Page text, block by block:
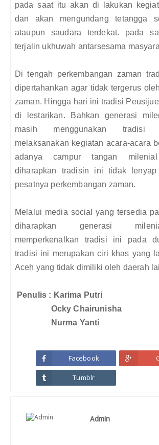
pada saat itu akan di lakukan
dan akan mengundang tetangga
ataupun saudara terdekat. pada
terjalin ukhuwah antarsesama
Di tengah perkembangan zaman
dipertahankan agar tidak tergerus
zaman. Hingga hari ini tradisi
di lestarikan. Bahkan generasi
masih menggunakan
melaksanakan kegiatan acara-acara
adanya campur tangan
diharapkan tradisin ini tidak
pesatnya perkembangan zaman.
Melalui media social yang tersedia
diharapkan generasi
memperkenalkan tradisi ini pada
tradisi ini merupakan ciri khas yang
Aceh yang tidak dimiliki oleh daerah
Penulis : Karima Putri
Ocky Chairunisha
Nurma Yanti
Facebook
Tumblr
Admin